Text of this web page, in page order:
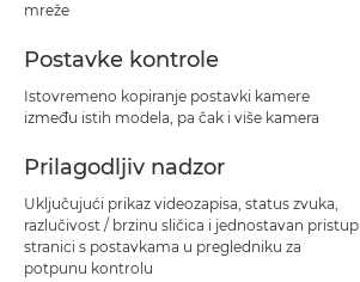
mreže
Postavke kontrole
Istovremeno kopiranje postavki kamere
između istih modela, pa čak i više kamera
Prilagodljiv nadzor
Uključujući prikaz videozapisa, status zvuka,
razlučivost / brzinu sličica i jednostavan pristup
stranici s postavkama u pregledniku za
potpunu kontrolu